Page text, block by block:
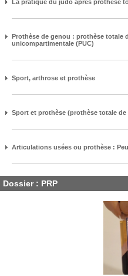
La pratique du judo après prothèse
Prothèse de genou : prothèse totale
unicompartimentale (PUC)
Sport, arthrose et prothèse
Sport et prothèse (prothèse totale de
Articulations usées ou prothèse :
Dossier : PRP